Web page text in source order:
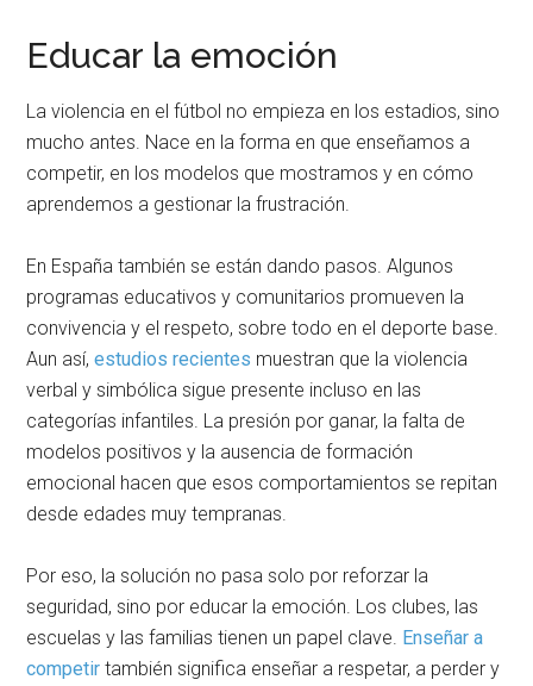
Educar la emoción
La violencia en el fútbol no empieza en los estadios, sino
mucho antes. Nace en la forma en que enseñamos a
competir, en los modelos que mostramos y en cómo
aprendemos a gestionar la frustración.
En España también se están dando pasos. Algunos
programas educativos y comunitarios promueven la
convivencia y el respeto, sobre todo en el deporte base.
Aun así,estudios recientes muestran que la violencia
verbal y simbólica sigue presente incluso en las
categorías infantiles. La presión por ganar, la falta de
modelos positivos y la ausencia de formación
emocional hacen que esos comportamientos se repitan
desde edades muy tempranas.
Por eso, la solución no pasa solo por reforzar la
seguridad, sino por educar la emoción. Los clubes, las
escuelas y las familias tienen un papel clave. Enseñar a
competir también significa enseñar a respetar, a perder y